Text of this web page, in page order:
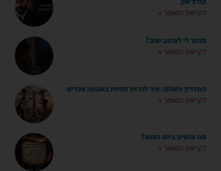
לקריאת המאמר »
מותר לי לאהוב שוב?
לקריאת המאמר »
המדריך השלם: איך להרוס זוגיות בשבעה צעדים
לקריאת המאמר »
מה עושים ביום הצום?
לקריאת המאמר »